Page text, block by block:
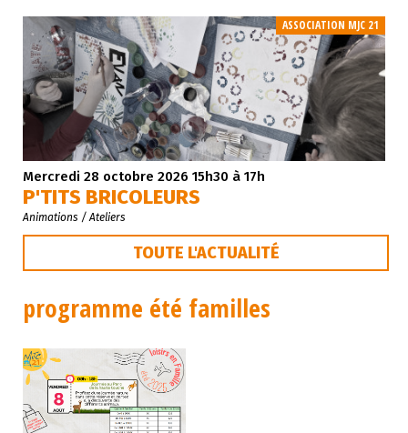
ASSOCIATION MJC 21
Mercredi 28 octobre 2026 15h30 à 17h
P'TITS BRICOLEURS
Animations / Ateliers
TOUTE L'ACTUALITÉ
programme été familles